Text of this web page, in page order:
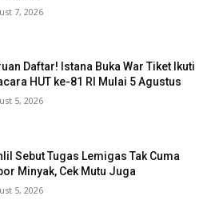
7, 2026
Daftar! Istana Buka War Tiket Ikuti
HUT ke-81 RI Mulai 5 Agustus
5, 2026
Sebut Tugas Lemigas Tak Cuma
Minyak, Cek Mutu Juga
5, 2026